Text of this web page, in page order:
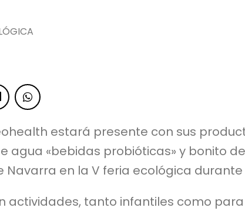
estará presente con sus
agua «bebidas probióticas» y bonito
en la V feria ecológica durante
actividades, tanto infantiles como